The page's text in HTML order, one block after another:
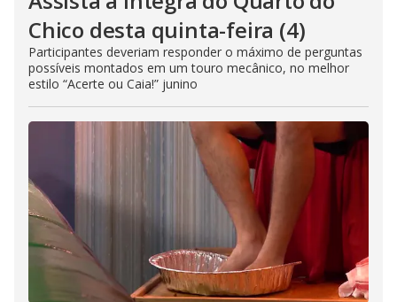
Chico desta quinta-feira (4)
Participantes deveriam responder o máximo de perguntas
possíveis montados em um touro mecânico, no melhor
estilo “Acerte ou Caia!” junino